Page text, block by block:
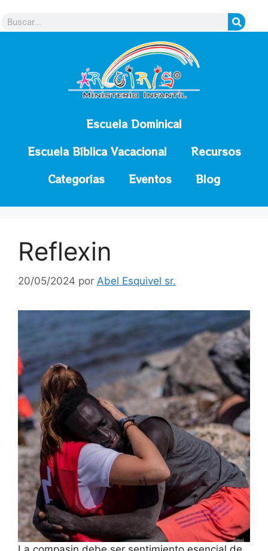
Escuela Dominical
Escuela Bíblica Vacacional
Recursos
Categorías
Eventos Blog
Reflexin
20/05/2024 por Abel Esquivel sr.